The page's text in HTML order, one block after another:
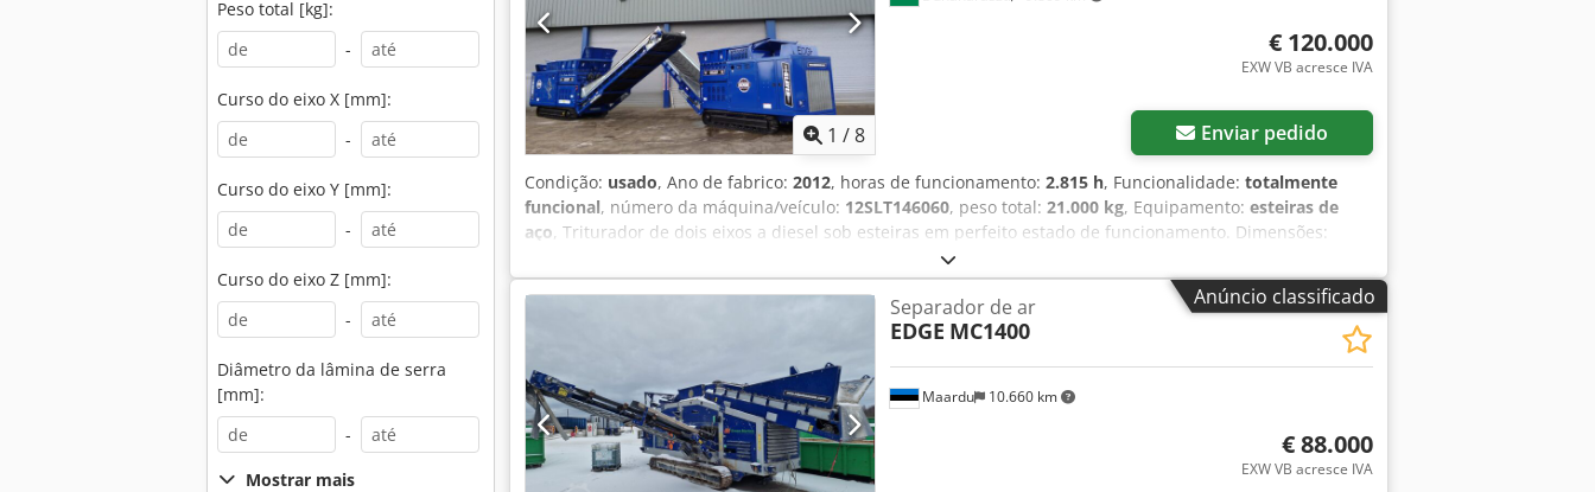
Peso total [kg]:
-
Curso do eixo X [mm]:
-
Curso do eixo Y [mm]:
-
Curso do eixo Z [mm]:
-
Diâmetro da lâmina de serra
[mm]:
-
Mostrar mais
1 /8
€ 120.000
EXW VB acresce IVA
Enviar pedido
Condição: usado, Ano de fabrico: 2012, horas de funcionamento: 2.815 h, Funcionalidade: totalmente
funcional, número da máquina/veículo: 12SLT146060, peso total: 21.000 kg, Equipamento: esteiras de
aço, Triturador de dois eixos a diesel sob esteiras em perfeito estado de funcionamento. Dimensões:
Peso: 20 toneladas (22 UST) Largura de transporte: 2,5 m (8'3") Comprimento de transporte: 10,2 m (33'6")
Altura de transporte: 3,1 m (10'5") Largura de trabalho: 2,5 m (8'3") Comprimento de trabalho: 10,2 m
(33'6") Altura de trabalho: 4,2 m (13'10") Aplicações: Todos os tipos de madeira (dormentes ferroviários,
paletes) Todos os plásticos (incluindo pás de turbinas eólicas) Resíduos comerciais e industriais Resíduos
verdes (grama, árvores, tocos) Colchões Papel e papelão (incluindo bobinas de papel) Eletrodomésticos
brancos
Anúncio classificado
Maardu 10.660 km
Separador de ar
EDGE MC1400
€ 88.000
EXW VB acresce IVA